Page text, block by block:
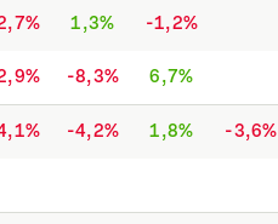
1,3% -1,2%
-8,3% 6,7%
-4,2% 1,8% -3,6%